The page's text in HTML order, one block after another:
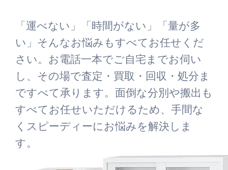
「運べない」「時間がない」「量が多
い」そんなお悩みもすべてお任せくだ
さい。お電話一本でご自宅までお伺い
し、その場で査定・買取・回収・処分ま
ですべて承ります。面倒な分別や搬出も
すべてお任せいただけるため、手間な
くスピーディーにお悩みを解決しま
す。